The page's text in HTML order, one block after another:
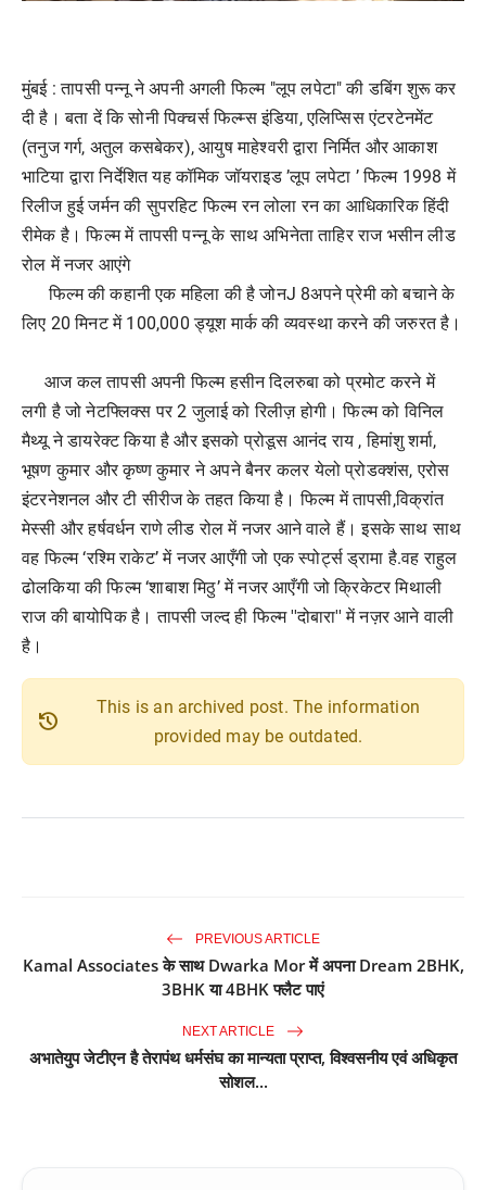
मुंबई : तापसी पन्नू ने अपनी अगली फिल्म "लूप लपेटा" की डबिंग शुरू कर
दी है। बता दें कि सोनी पिक्चर्स फिल्म्स इंडिया, एलिप्सिस एंटरटेनमेंट
(तनुज गर्ग, अतुल कसबेकर), आयुष माहेश्वरी द्वारा निर्मित और आकाश
भाटिया द्वारा निर्देशित यह कॉमिक जॉयराइड ’लूप लपेटा ’ फिल्म 1998 में
रिलीज हुई जर्मन की सुपरहिट फ‍िल्‍म रन लोला रन का आधिकारिक हिंदी
रीमेक है। फिल्म में तापसी पन्नू के साथ अभिनेता ताहिर राज भसीन लीड
रोल में नजर आएंगे
फिल्म की कहानी एक महिला की है जोनJ 8अपने प्रेमी को बचाने के
लिए 20 मिनट में 100,000 ड्यूश मार्क की व्यवस्था करने की जरुरत है।
आज कल तापसी अपनी फिल्म हसीन दिलरुबा को प्रमोट करने में
लगी है जो नेटफ्लिक्स पर 2 जुलाई को रिलीज़ होगी। फिल्म को विनिल
मैथ्यू ने डायरेक्ट किया है और इसको प्रोडूस आनंद राय , हिमांशु शर्मा,
भूषण कुमार और कृष्ण कुमार ने अपने बैनर कलर येलो प्रोडक्शंस, एरोस
इंटरनेशनल और टी सीरीज के तहत किया है। फिल्म में तापसी,विक्रांत
मेस्सी और हर्षवर्धन राणे लीड रोल में नजर आने वाले हैं। इसके साथ साथ
वह फिल्म ‘रश्मि राकेट’ में नजर आएँगी जो एक स्पोर्ट्स ड्रामा है.वह राहुल
ढोलकिया की फिल्म ‘शाबाश मिठु’ में नजर आएँगी जो क्रिकेटर मिथाली
राज की बायोपिक है। तापसी जल्द ही फिल्म ''दोबारा'' में नज़र आने वाली
है।
history
This is an archived post. The information
provided may be outdated.
PREVIOUS ARTICLE
Kamal Associates के साथ Dwarka Mor में अपना Dream 2BHK,
3BHK या 4BHK फ्लैट पाएं
NEXT ARTICLE
अभातेयुप जेटीएन है तेरापंथ धर्मसंघ का मान्यता प्राप्त, विश्वसनीय एवं अधिकृत
सोशल...